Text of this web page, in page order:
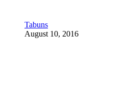
Tabuns
August 10, 2016